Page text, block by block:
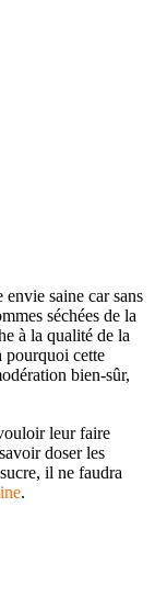
saine car sans
séchées de la
à la qualité de la
pourquoi cette
bien-sûr,
leur faire
doser les
il ne faudra
.